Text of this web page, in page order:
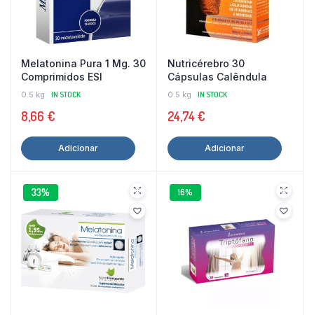
Melatonina Pura 1 Mg. 30
Comprimidos ESI
0.5 kg IN STOCK
8,66 €
Adicionar
Nutricérebro 30
Cápsulas Calêndula
0.5 kg IN STOCK
24,74€
Adicionar
33% 16%